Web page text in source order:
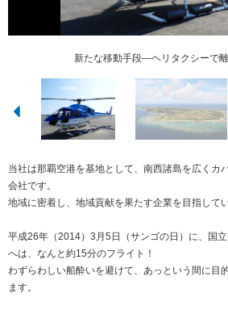
新たな移動手段―ヘリタクシーで
那覇空港 ⇄ 粟国空港（粟
那覇空港 ⇄ 慶良間空港（座
那覇空港 ⇄ 渡嘉敷島ヘリポート
那覇空港 ⇄ 渡名喜島ヘリポート
那覇空港 ⇄ 伊江島空港（伊
那覇空港 ⇄ 伊是名飛行場（伊
那覇空港 ⇄ 伊平屋ヘリポート（
当社は那覇空港を基地として、南西諸島を広くカ
会社です。
地域に密着し、地域貢献を果たす企業を目指してい
平成26年（2014）3月5日（サンゴの日）に、国
へは、なんと約15分のフライト！
わずらわしい船酔いを避けて、あっという間に目
ます。